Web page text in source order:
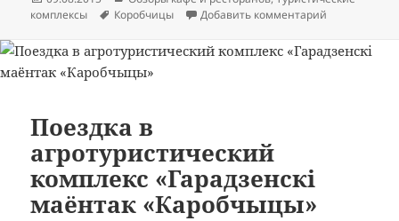
комплексы
Метки
Коробчицы Добавить комментарий
Поездка в
агротуристический
комплекс «Гарадзенскi
маёнтак «Каробчыцы»